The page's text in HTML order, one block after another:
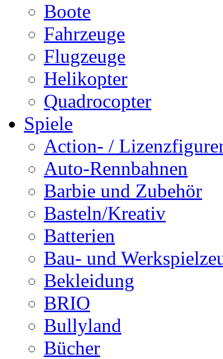
Boote
Fahrzeuge
Flugzeuge
Helikopter
Quadrocopter
Spiele
Action- /
Auto-Rennbahnen
Barbie und Zubehör
Basteln/Kreativ
Batterien
Bau- und
Bekleidung
BRIO
Bullyland
Bücher